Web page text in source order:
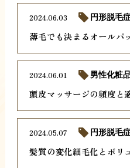
薄毛でも決まるオールバ
2024.06.03 円形脱毛
頭皮マッサージの頻度と
2024.06.01 男性化粧
髪質の変化細毛化とボリ
2024.05.07 円形脱毛